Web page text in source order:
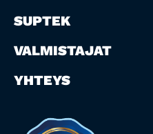
SUPTEK
VALMISTAJAT
YHTEYS